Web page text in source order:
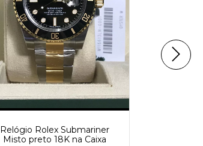
Relógio Rolex Submariner
Misto preto 18K na Caixa